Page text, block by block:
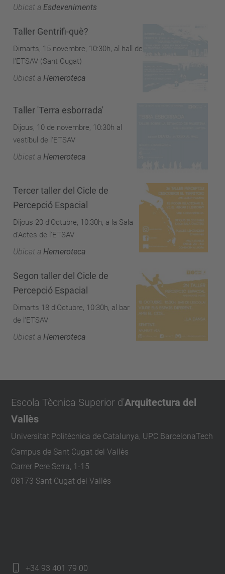
Ubicat a Esdeveniments
Taller Gentrifi-què?
Dimarts, 15 novembre, 10:30h, al hall de
l'ETSAV (Sant Cugat)
Ubicat a Hemeroteca
Taller 'Terra esborrada'
Dijous, 10 de novembre, 10:30h al
vestíbul de l'ETSAV
Ubicat a Hemeroteca
Tercer taller del Cicle de
Percepció Espacial
Dijous 20 d'Octubre, 10:30h, a la Sala
d'Actes de l'ETSAV
Ubicat a Hemeroteca
Segon taller del Cicle de
Percepció Espacial
Dimarts 18 d'Octubre, 10:30h, al bar
de l'ETSAV
Ubicat a Hemeroteca
Escola Tècnica Superior d'Arquitectura del
Vallès
Universitat Politècnica de Catalunya, UPC BarcelonaTech
Campus de Sant Cugat del Vallès
Carrer Pere Serra, 1-15
08173 Sant Cugat del Vallès
+34 93 401 79 00